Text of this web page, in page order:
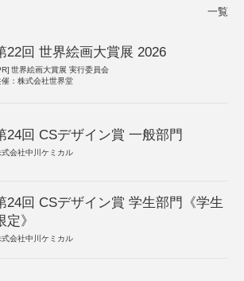
一覧
22回 世界絵画大賞展 2026
世界絵画大賞展 実行委員会
催：株式会社世界堂
24回 CSデザイン賞 一般部門
式会社中川ケミカル
24回 CSデザイン賞 学生部門《学生
定》
式会社中川ケミカル